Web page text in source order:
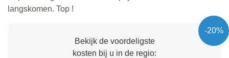
langskomen. Top !
-20%
Bekijk de voordeligste
kosten bij u in de regio: